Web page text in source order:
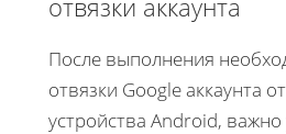
После выполнения
отвязки Google аккаунта
устройства Android, важно